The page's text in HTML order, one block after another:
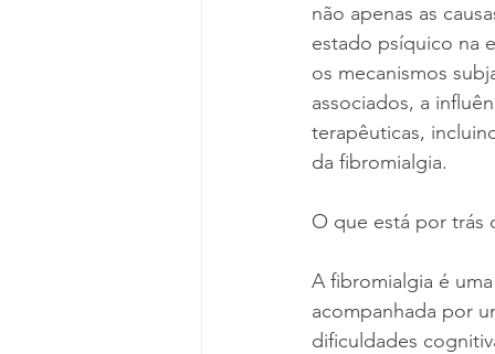
não apenas as
estado psíquico na
os mecanismos
associados, a
terapêuticas,
da fibromialgia.
O que está por trás
A fibromialgia é
acompanhada por
dificuldades